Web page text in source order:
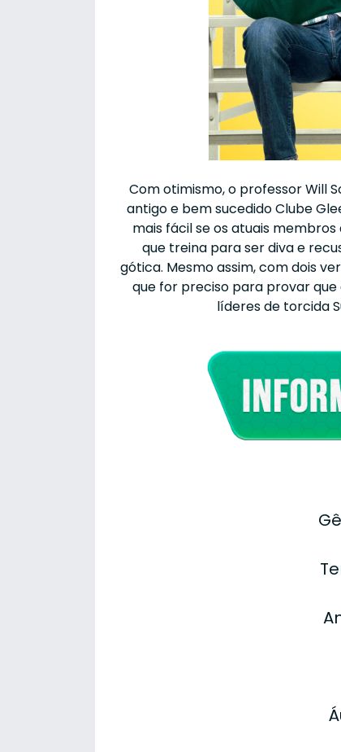
Com otimismo, o professor Will
antigo e bem sucedido Clube
mais fácil se os atuais
que treina para ser divae
gótica. Mesmo assim, com dois
que for preciso para provar
líderes de torcida